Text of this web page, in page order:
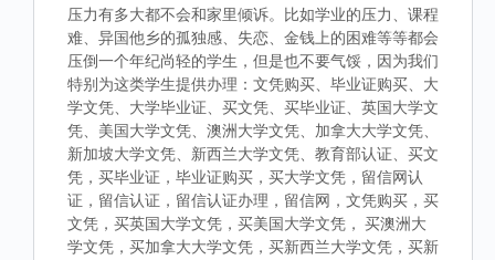
压力有多大都不会和家里倾诉。比如学业的压力、课程
难、异国他乡的孤独感、失恋、金钱上的困难等等都会
压倒一个年纪尚轻的学生，但是也不要气馁，因为我们
特别为这类学生提供办理：文凭购买、毕业证购买、大
学文凭、大学毕业证、买文凭、买毕业证、英国大学文
凭、美国大学文凭、澳洲大学文凭、加拿大大学文凭、
新加坡大学文凭、新西兰大学文凭、教育部认证、买文
凭，买毕业证，毕业证购买，买大学文凭，留信网认
证，留信认证，留信认证办理，留信网，文凭购买，买
文凭，买英国大学文凭，买美国大学文凭， 买澳洲大
学文凭，买加拿大大学文凭，买新西兰大学文凭，买新